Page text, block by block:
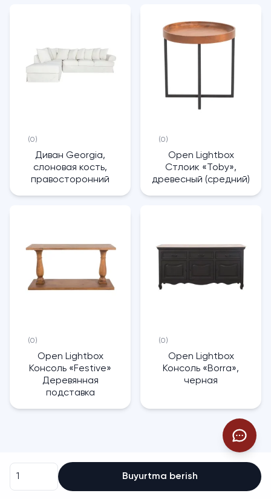
Buyurtma berish
(0)
Диван Georgia,
слоновая кость,
правосторонний
(0)
Open Lightbox
Стлоик «Toby»,
древесный (средний)
(0)
Open Lightbox
Консоль «Festive»
Деревянная
подставка
(0)
Open Lightbox
Консоль «Borra»,
черная